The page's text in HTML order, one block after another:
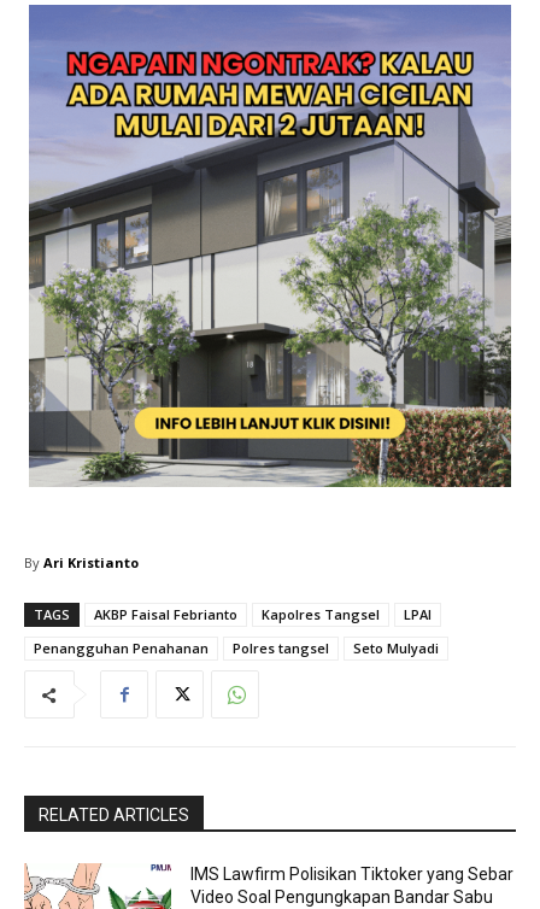
By Ari Kristianto
TAGS AKBP Faisal Febrianto Kapolres Tangsel
LPAI
Penangguhan Penahanan
Polres tangsel Seto Mulyadi
RELATED ARTICLES
IMS Lawfirm Polisikan Tiktoker yang Sebar
Video Soal Pengungkapan Bandar Sabu